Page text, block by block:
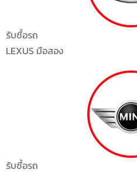
รับซื้อรถ
LEXUS มือสอง
รับซื้อรถ